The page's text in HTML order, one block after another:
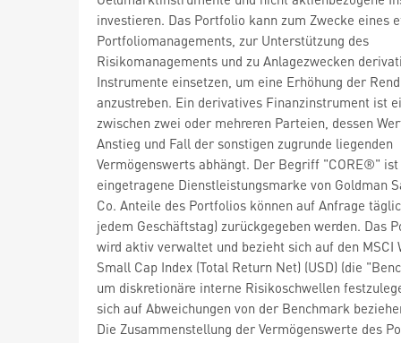
investieren. Das Portfolio kann zum Zwecke eines
Portfoliomanagements, zur Unterstützung des
Risikomanagements und zu Anlagezwecken
Instrumente einsetzen, um eine Erhöhung der
anzustreben. Ein derivatives Finanzinstrument ist
zwischen zwei oder mehreren Parteien, dessen
Anstieg und Fall der sonstigen zugrunde liegenden
Vermögenswerts abhängt. Der Begriff "CORE®"
eingetragene Dienstleistungsmarke von Goldman
Co. Anteile des Portfolios können auf Anfrage
jedem Geschäftstag) zurückgegeben werden. Das
wird aktiv verwaltet und bezieht sich auf den MSCI
Small Cap Index (Total Return Net) (USD) (die
um diskretionäre interne Risikoschwellen
sich auf Abweichungen von der Benchmark
Die Zusammenstellung der Vermögenswerte des